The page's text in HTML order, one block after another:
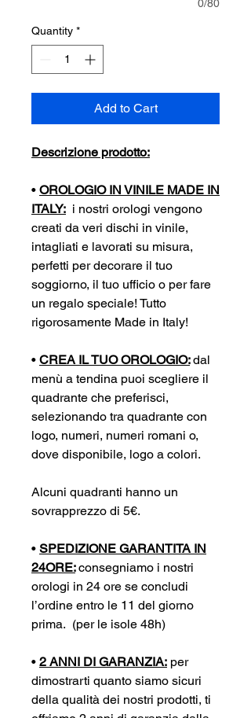
0/80
Quantity *
Add to Cart
Descrizione prodotto:
• OROLOGIO IN VINILE MADE IN
ITALY: i nostri orologi vengono
creati da veri dischi in vinile,
intagliati e lavorati su misura,
perfetti per decorare il tuo
soggiorno, il tuo ufficio o per fare
un regalo speciale! Tutto
rigorosamente Made in Italy!
• CREA IL TUO OROLOGIO: dal
menù a tendina puoi scegliere il
quadrante che preferisci,
selezionando tra quadrante con
logo, numeri, numeri romani o,
dove disponibile, logo a colori.
Alcuni quadranti hanno un
sovrapprezzo di 5€.
• SPEDIZIONE GARANTITA IN
24ORE: consegniamo i nostri
orologi in 24 ore se concludi
l’ordine entro le 11 del giorno
prima. (per le isole 48h)
• 2 ANNI DI GARANZIA: per
dimostrarti quanto siamo sicuri
della qualità dei nostri prodotti, ti